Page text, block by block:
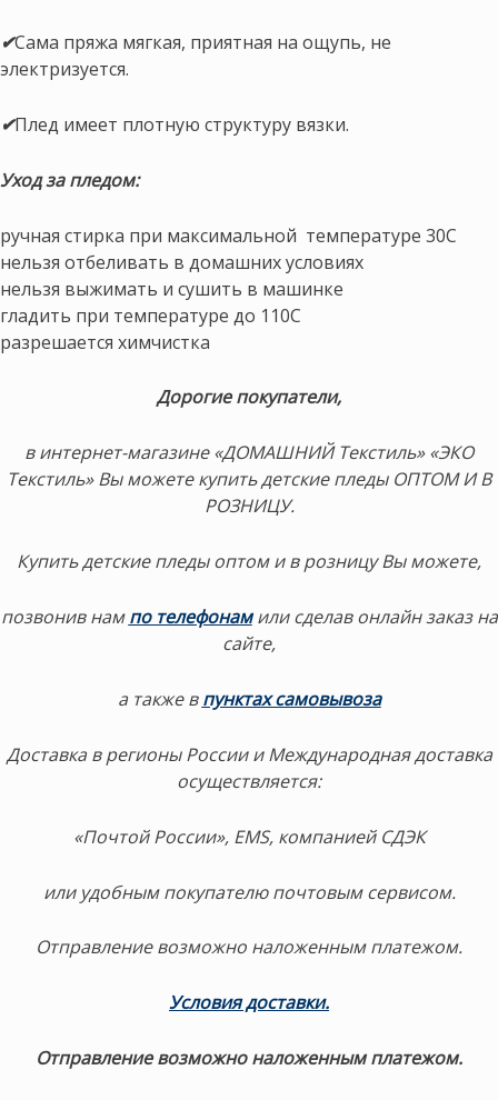
✔Сама пряжа мягкая, приятная на ощупь, не
электризуется.
✔Плед имеет плотную структуру вязки.
Уход за пледом:
ручная стирка при максимальной температуре 30С
нельзя отбеливать в домашних условиях
нельзя выжимать и сушить в машинке
гладить при температуре до 110С
разрешается химчистка
Дорогие покупатели,
в интернет-магазине «ДОМАШНИЙ Текстиль» «ЭКО
Текстиль» Вы можете купить детские пледы ОПТОМ И В
РОЗНИЦУ.
Купить детские пледы оптом и в розницу Вы можете,
позвонив нампо телефонамили сделав онлайн заказ на
сайте,
а также впунктах самовывоза
Доставка в регионы России и Международная доставка
осуществляется:
«Почтой России», EMS, компанией СДЭК
или удобным покупателю почтовым сервисом.
Отправление возможно наложенным платежом.
Условия доставки.
Отправление возможно наложенным платежом.